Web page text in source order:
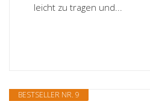
leicht zu tragen und...
BESTSELLER NR. 9